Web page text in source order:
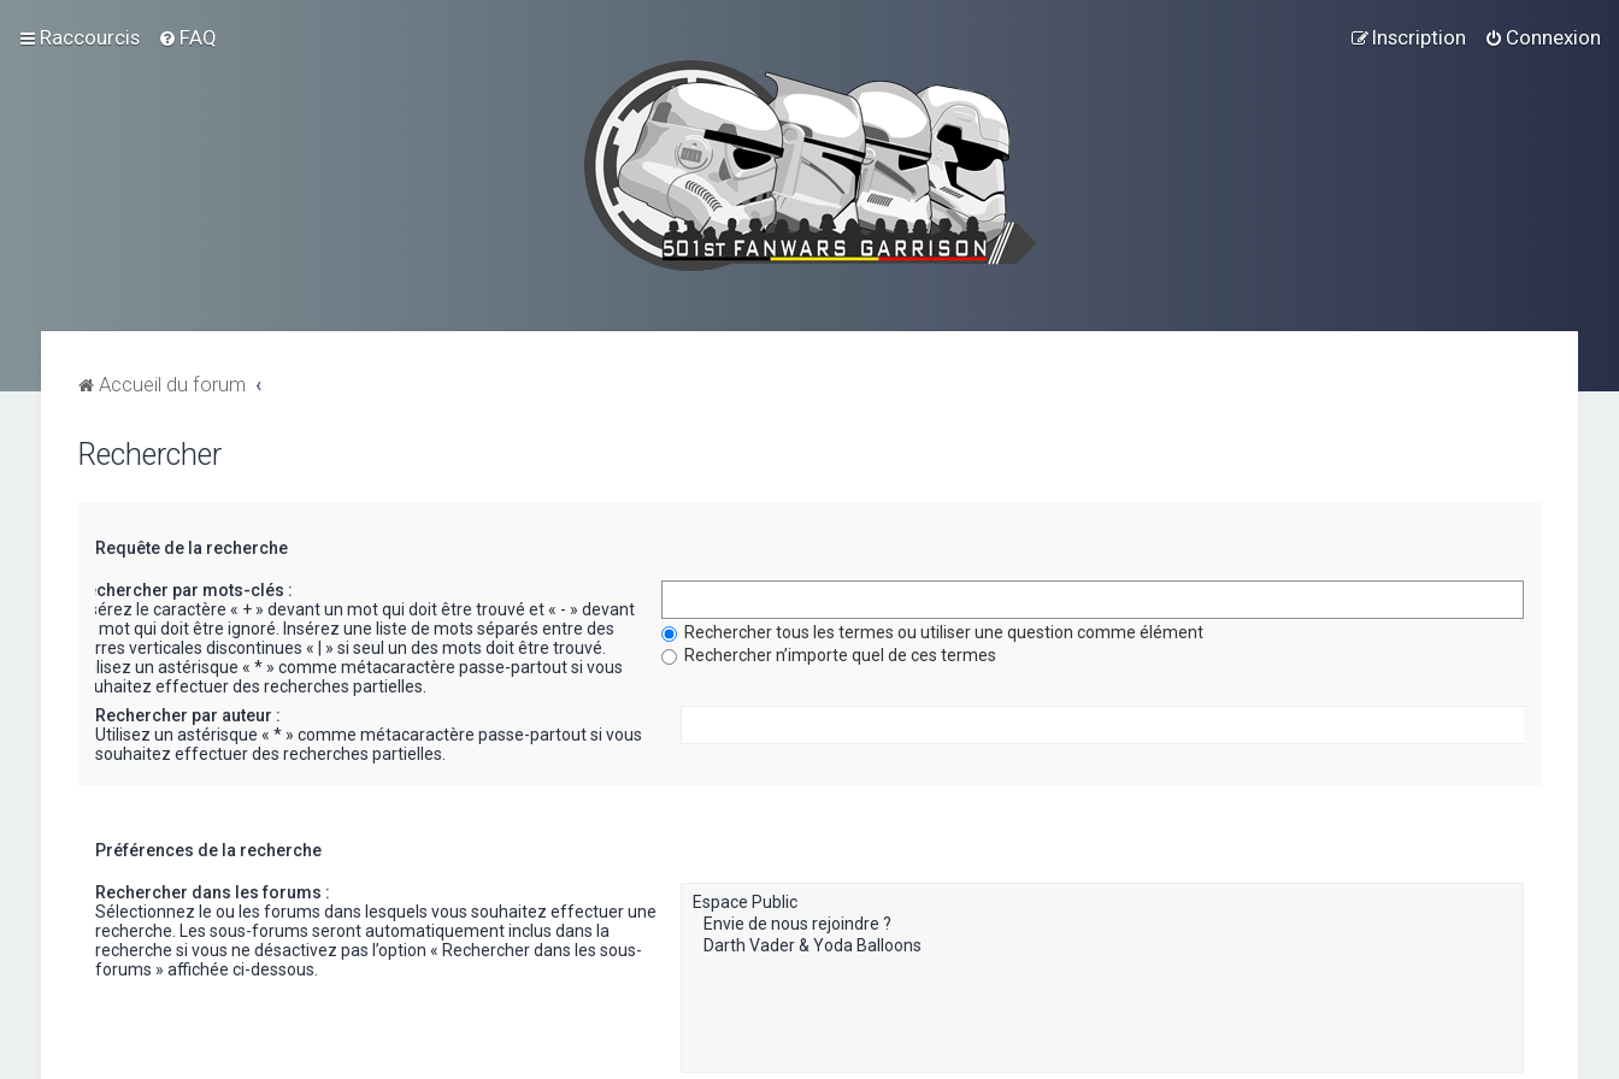
Raccourcis FAQ Connexion
Inscription
Accueil du forum
Rechercher
Requête de la recherche
Rechercher par mots-clés :
Insérez le caractère « + » devant un mot qui doit être trouvé et « - » devant
un mot qui doit être ignoré. Insérez une liste de mots séparés entre des
barres verticales discontinues « | » si seul un des mots doit être trouvé.
Utilisez un astérisque « * » comme métacaractère passe-partout si vous
souhaitez effectuer des recherches partielles.
Rechercher tous les termes ou utiliser une question comme élément
Rechercher n’importe quel de ces termes
Rechercher par auteur :
Utilisez un astérisque « * » comme métacaractère passe-partout si vous
souhaitez effectuer des recherches partielles.
Préférences de la recherche
Rechercher dans les forums :
Sélectionnez le ou les forums dans lesquels vous souhaitez effectuer une
recherche. Les sous-forums seront automatiquement inclus dans la
recherche si vous ne désactivez pas l’option « Rechercher dans les sous-
forums » affichée ci-dessous.